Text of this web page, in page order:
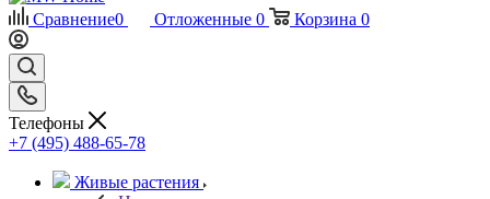
Сравнение0 Отложенные 0 Корзина 0
Телефоны
+7 (495) 488-65-78
Живые растения